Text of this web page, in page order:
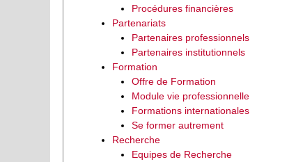
Procédures financières
Partenariats
Partenaires professionnels
Partenaires institutionnels
Formation
Offre de Formation
Module vie professionnelle
Formations internationales
Se former autrement
Recherche
Equipes de Recherche